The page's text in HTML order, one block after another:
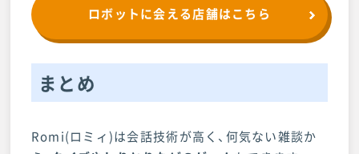
ロボットに会える店舗はこちら
まとめ
Romi(ロミィ)は会話技術が高く、何気ない雑談か